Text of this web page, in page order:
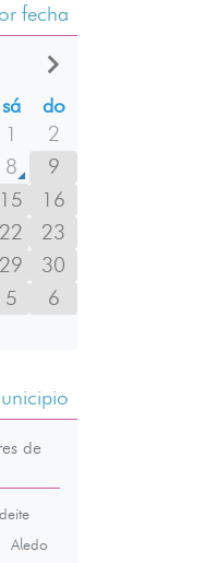
fecha
sá
do
1
2
8
9
15
16
22
23
29
30
5 6
de
Aledo